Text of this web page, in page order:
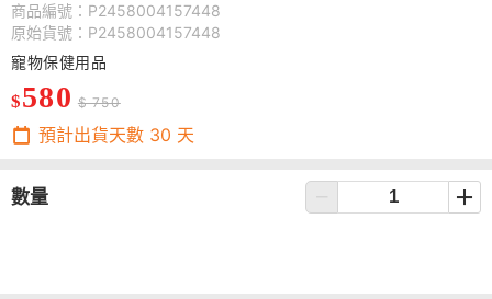
商品編號：P2458004157448
原始貨號：P2458004157448
寵物保健用品
$580 $ 750
預計出貨天數 30 天
數量